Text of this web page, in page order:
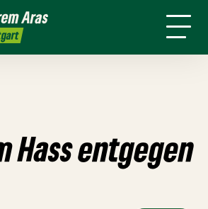
Aras
Live
4 für
Hass entgegen